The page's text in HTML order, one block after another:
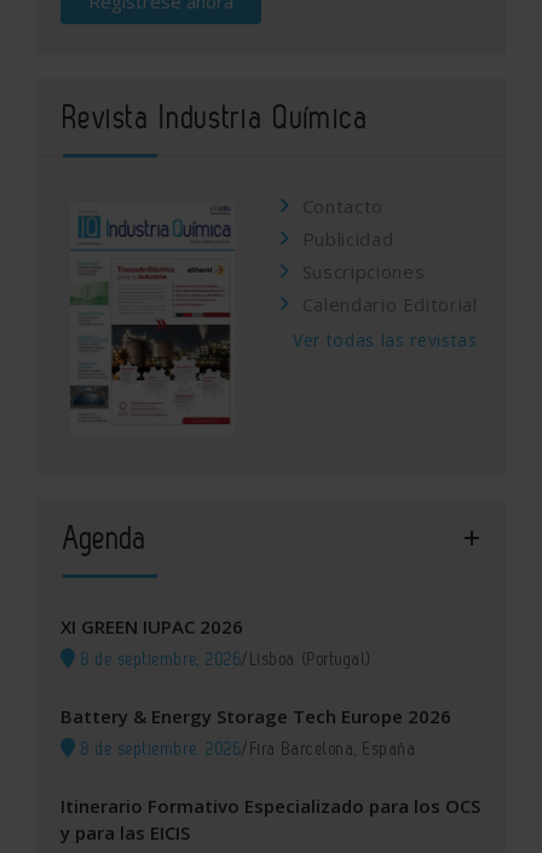
Revista Industria Química
Contacto
Publicidad
Suscripciones
Calendario Editorial
Ver todas las revistas
Agenda
XI GREEN IUPAC 2026
8 de septiembre, 2026/Lisboa (Portugal)
Battery & Energy Storage Tech Europe 2026
8 de septiembre, 2026/Fira Barcelona, España
Itinerario Formativo Especializado para los OCS
y para las EICIS